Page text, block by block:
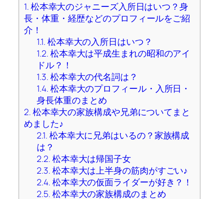
1. 松本幸大のジャニーズ入所日はいつ？身
長・体重・経歴などのプロフィールをご紹
介！
1.1. 松本幸大の入所日はいつ？
1.2. 松本幸大は平成生まれの昭和のアイ
ドル？！
1.3. 松本幸大の代名詞は？
1.4. 松本幸大のプロフィール・入所日・
身長体重のまとめ
2. 松本幸大の家族構成や兄弟についてまと
めました♪
2.1. 松本幸大に兄弟はいるの？家族構成
は？
2.2. 松本幸大は帰国子女
2.3. 松本幸大は上半身の筋肉がすごい♪
2.4. 松本幸大の仮面ライダーが好き？！
2.5. 松本幸大の家族構成のまとめ